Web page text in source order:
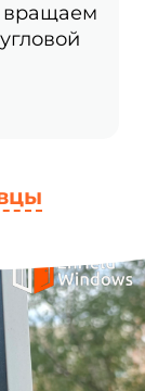
вращаем